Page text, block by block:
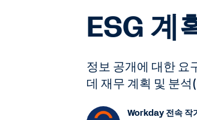
ESG 계
정보 공개에 대한 요
데 재무 계획 및 분
Workday 전속 작